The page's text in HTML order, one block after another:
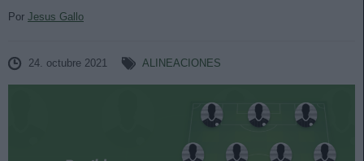
Por Jesus Gallo
24. octubre 2021 ALINEACIONES